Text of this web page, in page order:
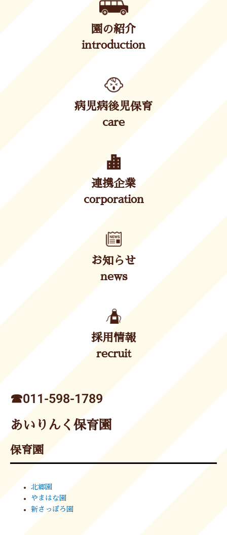
園の紹介
introduction
病児病後児保育
care
連携企業
corporation
お知らせ
news
採用情報
recruit
☎︎011-598-1789
あいりんく保育園
保育園
北郷園
やまはな園
新さっぽろ園